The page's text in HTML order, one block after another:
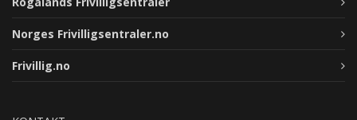
Norges Frivilligsentraler.no
Frivillig.no